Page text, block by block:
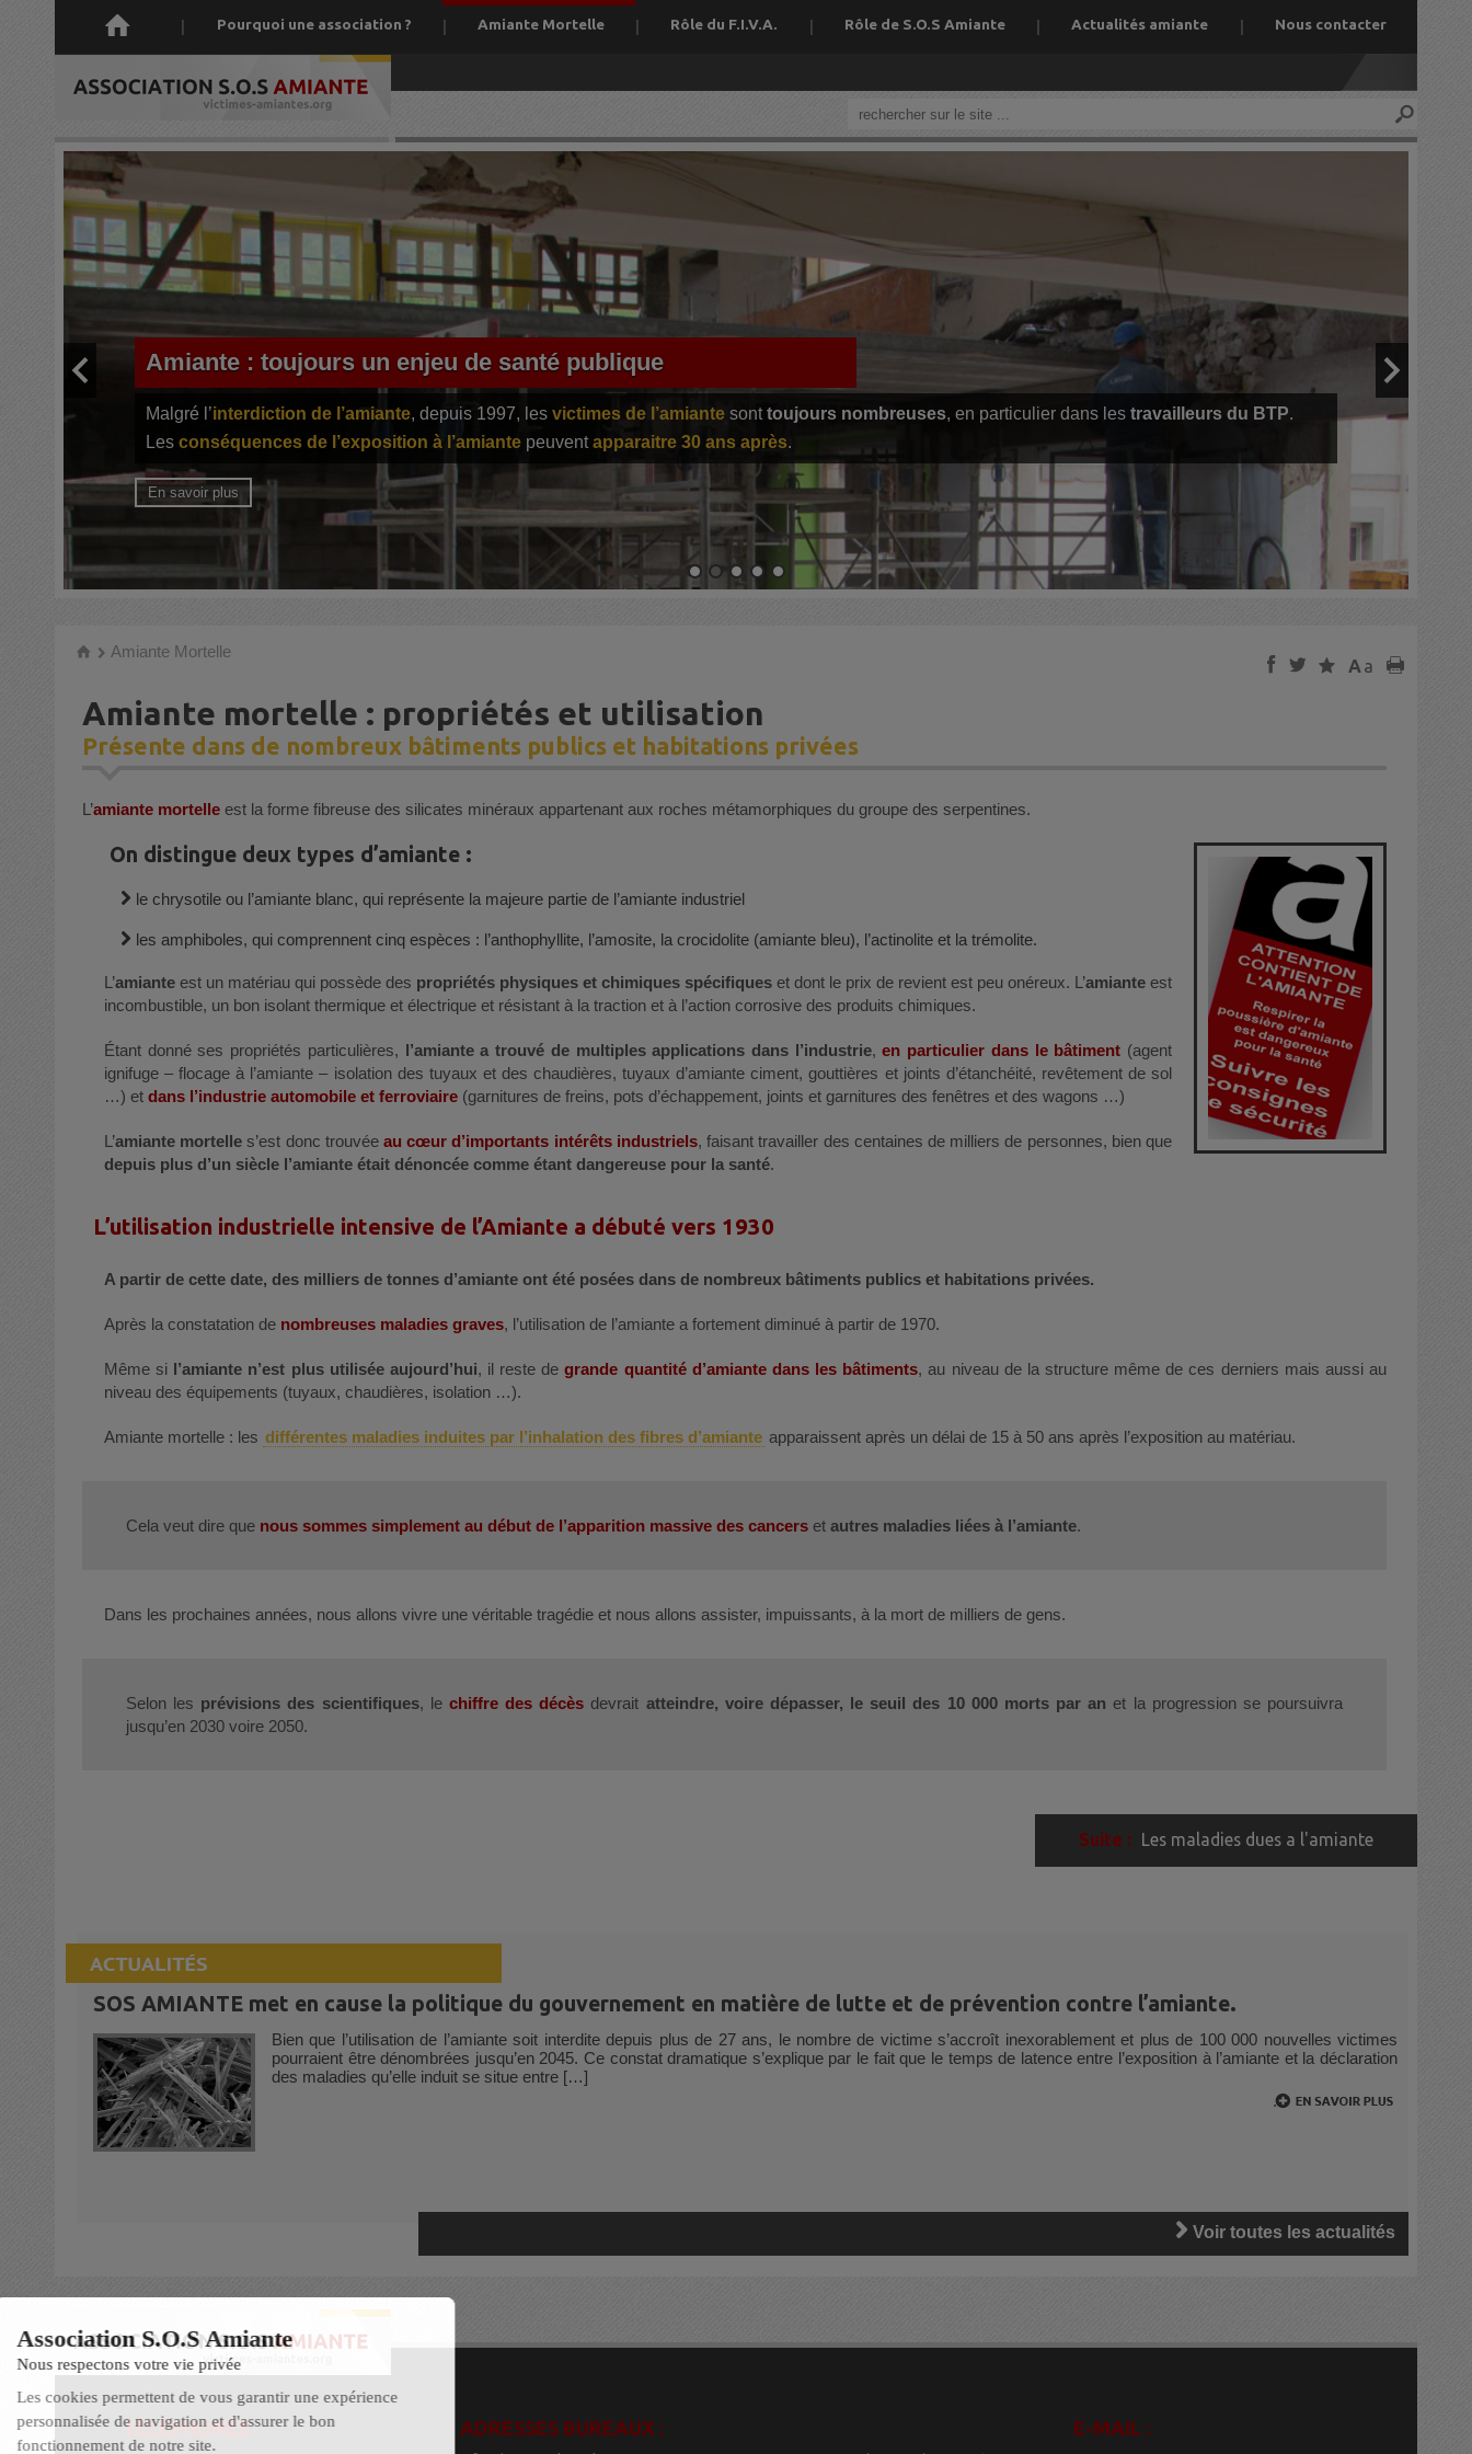
h Pourquoi une association ? Amiante Mortelle Rôle du F.I.V.A. Rôle de S.O.S Amiante Actualités amiante Nous contacter
Amiante : toujours un enjeu de santé publique
Malgré l’interdiction de l’amiante, depuis 1997, les victimes de l’amiante sont toujours nombreuses, en particulier dans les travailleurs du BTP.
Les conséquences de l’exposition à l’amiante peuvent apparaitre 30 ans après.
En savoir plus
h Amiante Mortelle
f t s A a p
Amiante mortelle : propriétés et utilisation
Présente dans de nombreux bâtiments publics et habitations privées
L’amiante mortelle est la forme fibreuse des silicates minéraux appartenant aux roches métamorphiques du groupe des serpentines.
On distingue deux types d’amiante :
le chrysotile ou l’amiante blanc, qui représente la majeure partie de l’amiante industriel
les amphiboles, qui comprennent cinq espèces : l’anthophyllite, l’amosite, la crocidolite (amiante bleu), l’actinolite et la trémolite.
L’amiante est un matériau qui possède des propriétés physiques et chimiques spécifiques et dont le prix de revient est peu onéreux. L’amiante est
incombustible, un bon isolant thermique et électrique et résistant à la traction et à l’action corrosive des produits chimiques.
Étant donné ses propriétés particulières, l’amiante a trouvé de multiples applications dans l’industrie,en particulier dans le bâtiment (agent
ignifuge – flocage à l’amiante – isolation des tuyaux et des chaudières, tuyaux d’amiante ciment, gouttières et joints d’étanchéité, revêtement de sol
…) et dans l’industrie automobile et ferroviaire (garnitures de freins, pots d’échappement, joints et garnitures des fenêtres et des wagons …)
L’amiante mortelle s’est donc trouvéeau cœur d’importants intérêts industriels, faisant travailler des centaines de milliers de personnes, bien que
depuis plus d’un siècle l’amiante était dénoncée comme étant dangereuse pour la santé.
L’utilisation industrielle intensive de l’Amiante a débuté vers 1930
A partir de cette date, des milliers de tonnes d’amiante ont été posées dans de nombreux bâtiments publics et habitations privées.
Après la constatation de nombreuses maladies graves, l’utilisation de l’amiante a fortement diminué à partir de 1970.
Même si l’amiante n’est plus utilisée aujourd’hui, il reste degrande quantité d’amiante dans les bâtiments, au niveau de la structure même de ces derniers mais aussi au
niveau des équipements (tuyaux, chaudières, isolation …).
Amiante mortelle : les différentes maladies induites par l’inhalation des fibres d’amiante apparaissent après un délai de 15 à 50 ans après l’exposition au matériau.
Cela veut dire que nous sommes simplement au début de l’apparition massive des cancers et autres maladies liées à l’amiante.
Dans les prochaines années, nous allons vivre une véritable tragédie et nous allons assister, impuissants, à la mort de milliers de gens.
Selon les prévisions des scientifiques, le chiffre des décès devrait atteindre, voire dépasser, le seuil des 10 000 morts par an et la progression se poursuivra
jusqu’en 2030 voire 2050.
Les maladies dues a l'amiante
SOS AMIANTE met en cause la politique du gouvernement en matière de lutte et de prévention contre l’amiante.
Bien que l’utilisation de l’amiante soit interdite depuis plus de 27 ans, le nombre de victime s’accroît inexorablement et plus de 100 000 nouvelles victimes
pourraient être dénombrées jusqu’en 2045. Ce constat dramatique s’explique par le fait que le temps de latence entre l’exposition à l’amiante et la déclaration
des maladies qu’elle induit se situe entre […]
.
Voir toutes les actualités
TÉLÉPHONES : ADRESSES BUREAUX : E-MAIL :